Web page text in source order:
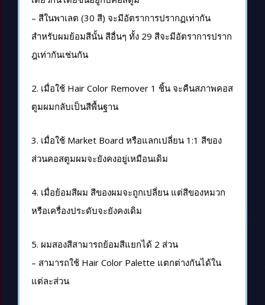
– สีในพาเลต (30 สี) จะมีอัตราการปรากฏเท่ากัน
สำหรับผมย้อมสีนั้น สีอื่นๆ ทั้ง 29 สีจะมีอัตราการปราก
ฎเท่ากันเช่นกัน
2. เมื่อใช้ Hair Color Remover 1 ชิ้น จะคืนสภาพคอส
ตูมผมกลับเป็นสีพื้นฐาน
3. เมื่อใช้ Market Board หรือแลกเปลี่ยน 1:1 สีของ
ส่วนคอสตูมผมจะยังคงอยู่เหมือนเดิม
4. เมื่อย้อมสีผม สีของผมจะถูกเปลี่ยน แต่สีของหมวก
หรือเครื่องประดับจะยังคงเดิม
5. ผมสองสีสามารถย้อมสีแยกได้ 2 ส่วน
– สามารถใช้ Hair Color Palette แตกต่างกันได้ใน
แต่ละส่วน